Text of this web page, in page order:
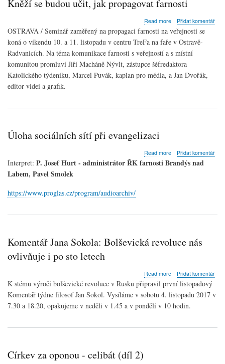
katolických
Kněží se budou učit, jak propagovat farnosti
Read moreabout
Kněží
budou
učit,
jak
farnosti
Přidat komentář
OSTRAVA / Seminář zaměřený na propagaci farnosti na veřejnosti se
koná o víkendu 10. a 11. listopadu v centru TreFa na faře v Ostravě-
Radvanicích. Na téma komunikace farnosti s veřejností a s místní
komunitou promluví Jiří Macháně Nývlt, zástupce šéfredaktora
Katolického týdeníku, Marcel Puvák, kaplan pro média, a Jan Dvořák,
editor videí a grafik.
Úloha sociálních sítí při evangelizaci
Read moreabout
Úloha
sociálních
Přidat komentář
Interpret: P. Josef Hurt - administrátor ŘK farnosti Brandýs nad
Labem, Pavel Smolek
https://www.proglas.cz/program/audioarchiv/
Komentář Jana Sokola: Bolševická revoluce nás
ovlivňuje i po sto letech
Read moreabout
Komentář
Sokola:
Bolševická
Přidat komentář
K stému výročí bolševické revoluce v Rusku připravil první listopadový
Komentář týdne filosof Jan Sokol. Vysíláme v sobotu 4. listopadu 2017 v
7.30 a 18.20, opakujeme v neděli v 1.45 a v pondělí v 10 hodin.
Církev za oponou - celibát (díl 2)